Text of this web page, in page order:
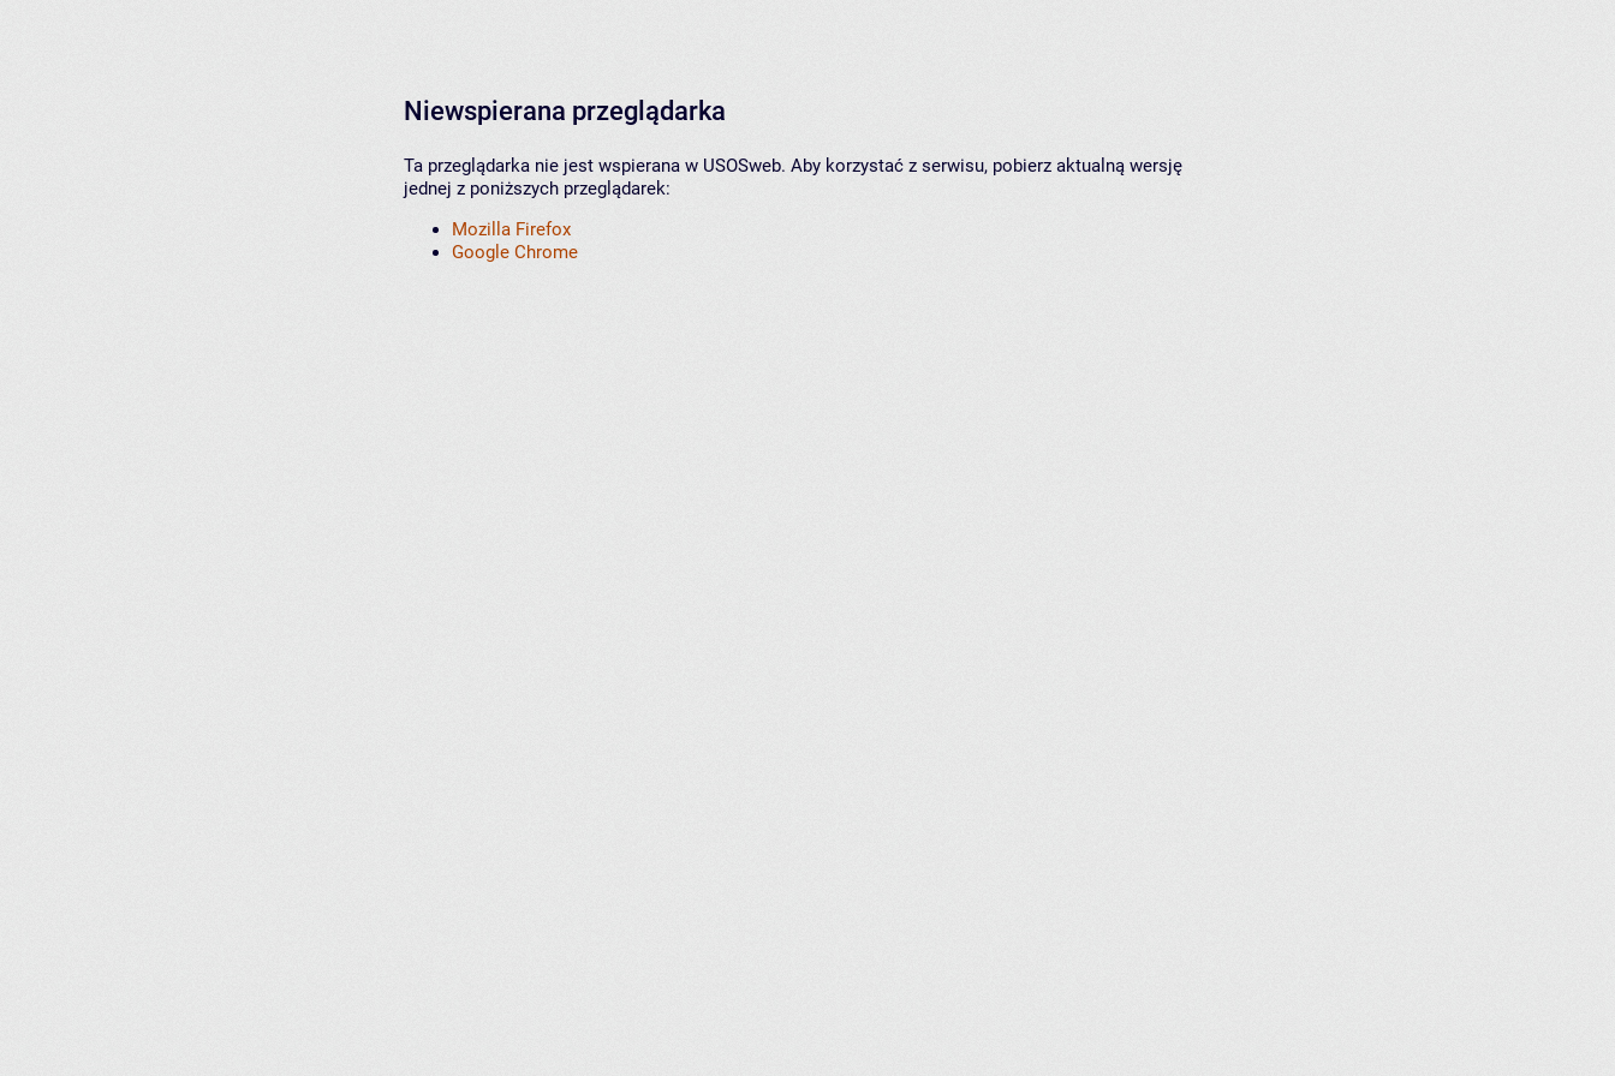
Niewspierana przeglądarka
Ta przeglądarka nie jest wspierana w USOSweb. Aby korzystać z serwisu, pobierz aktualną wersję
jednej z poniższych przeglądarek:
Mozilla Firefox
Google Chrome